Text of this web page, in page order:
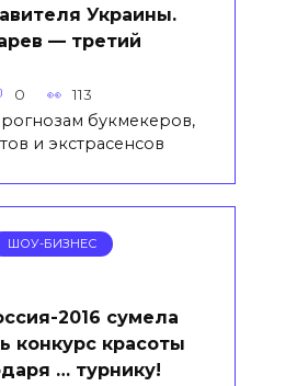
Украины.
— третий
0 113
букмекеров,
и экстрасенсов
ШОУ-БИЗНЕС
2016 сумела
конкурс красоты
… турнику!